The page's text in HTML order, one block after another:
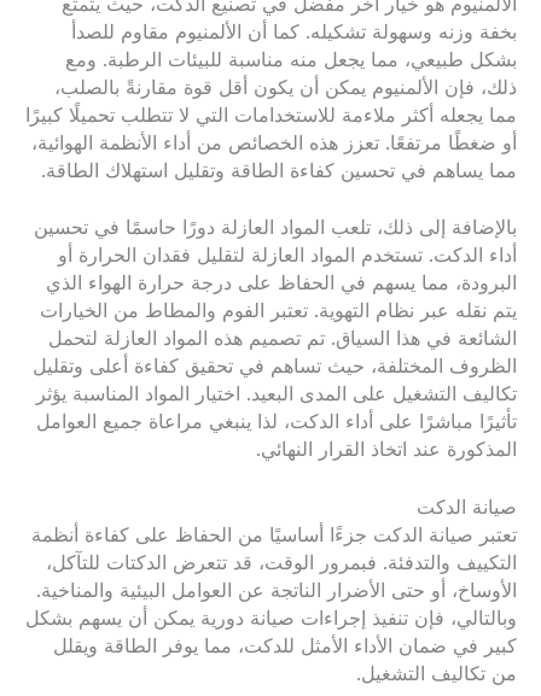
بخفة وزنه وسهولة تشكيله. كما أن الألمنيوم مقاوم للصدأ
بشكل طبيعي، مما يجعل منه مناسبة للبيئات الرطبة. ومع
ذلك، فإن الألمنيوم يمكن أن يكون أقل قوة مقارنةً بالصلب،
مما يجعله أكثر ملاءمة للاستخدامات التي لا تتطلب تحميلًا كبيرًا
أو ضغطًا مرتفعًا. تعزز هذه الخصائص من أداء الأنظمة الهوائية،
مما يساهم في تحسين كفاءة الطاقة وتقليل استهلاك الطاقة.
بالإضافة إلى ذلك، تلعب المواد العازلة دورًا حاسمًا في تحسين
أداء الدكت. تستخدم المواد العازلة لتقليل فقدان الحرارة أو
البرودة، مما يسهم في الحفاظ على درجة حرارة الهواء الذي
يتم نقله عبر نظام التهوية. تعتبر الفوم والمطاط من الخيارات
الشائعة في هذا السياق. تم تصميم هذه المواد العازلة لتحمل
الظروف المختلفة، حيث تساهم في تحقيق كفاءة أعلى وتقليل
تكاليف التشغيل على المدى البعيد. اختيار المواد المناسبة يؤثر
تأثيرًا مباشرًا على أداء الدكت، لذا ينبغي مراعاة جميع العوامل
المذكورة عند اتخاذ القرار النهائي.
صيانة الدكت
تعتبر صيانة الدكت جزءًا أساسيًا من الحفاظ على كفاءة أنظمة
التكييف والتدفئة. فبمرور الوقت، قد تتعرض الدكتات للتآكل،
الأوساخ، أو حتى الأضرار الناتجة عن العوامل البيئية والمناخية.
وبالتالي، فإن تنفيذ إجراءات صيانة دورية يمكن أن يسهم بشكل
كبير في ضمان الأداء الأمثل للدكت، مما يوفر الطاقة ويقلل
من تكاليف التشغيل.